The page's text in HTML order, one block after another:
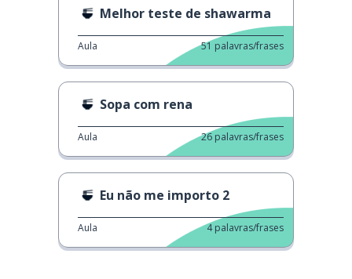
Melhor teste de shawarma
Aula 51 palavras/frases
Sopa com rena
Aula 26 palavras/frases
Eu não me importo 2
Aula 4 palavras/frases